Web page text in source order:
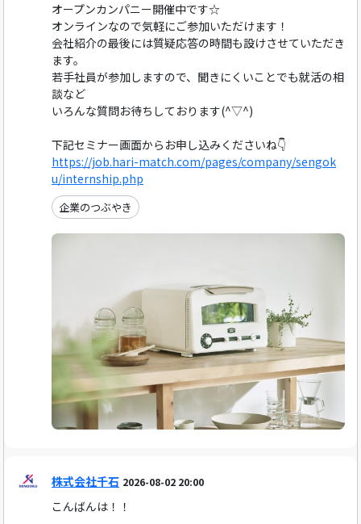
オープンカンパニー開催中です☆
オンラインなので気軽にご参加いただけます！
会社紹介の最後には質疑応答の時間も設けさせていただき
ます。
若手社員が参加しますので、聞きにくいことでも就活の相
談など
いろんな質問お待ちしております(^▽^)
下記セミナー画面からお申し込みくださいね👇
https://job.hari-match.com/pages/company/sengok
u/internship.php
企業のつぶやき
株式会社千石 2026-08-02 20:00
こんばんは！！